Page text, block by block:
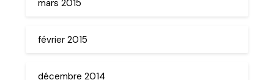
mars 2015
février 2015
décembre 2014